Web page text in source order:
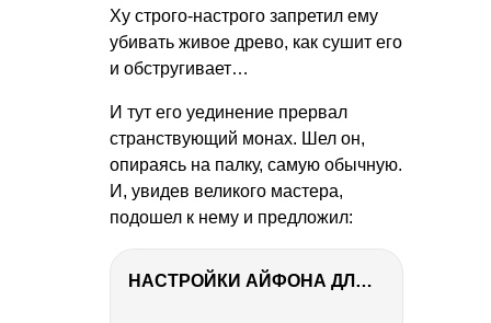
Ху строго-настрого запретил ему
убивать живое древо, как сушит его
и обстругивает…
И тут его уединение прервал
странствующий монах. Шел он,
опираясь на палку, самую обычную.
И, увидев великого мастера,
подошел к нему и предложил:
НАСТРОЙКИ АЙФОНА ДЛЯ ФОТО И ВИДЕО